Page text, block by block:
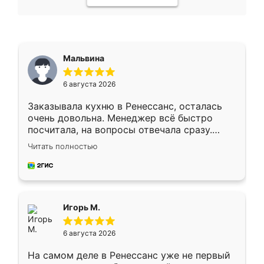
Мальвина
6 августа 2026
Заказывала кухню в Ренессанс, осталась
очень довольна. Менеджер всё быстро
посчитала, на вопросы отвечала сразу.
Замерщик приехал в субботу, подошёл к
делу со всей ответственностью. Собрали
за день, ребята работали аккуратно, даже
Читать полностью
Игорь М.
6 августа 2026
На самом деле в Ренессанс уже не первый